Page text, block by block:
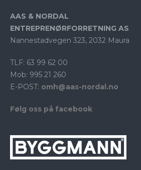
AAS & NORDAL
ENTREPRENØRFORRETNING AS
Nannestadvegen 323, 2032 Maura
TLF: 63 99 62 00
Mob: 995 21 260
E-POST: omh@aas-nordal.no
Følg oss på facebook